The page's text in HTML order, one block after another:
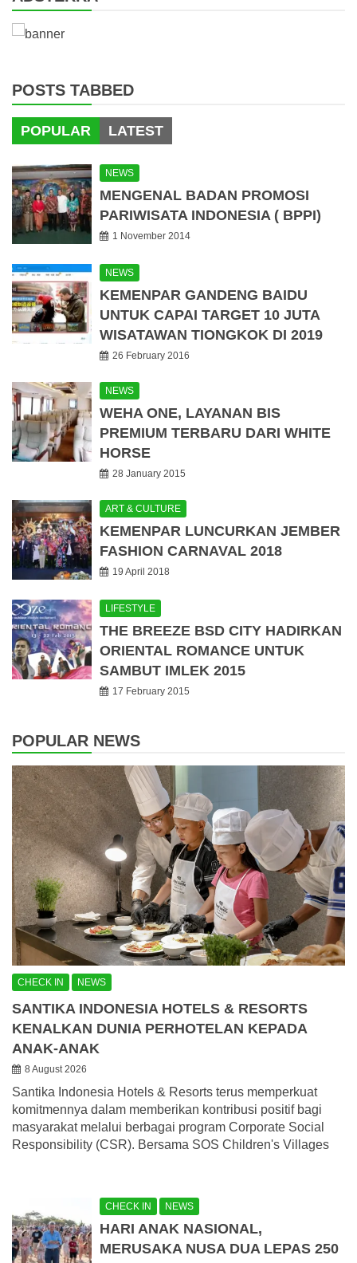
POSTS TABBED
POPULAR LATEST
NEWS
MENGENAL BADAN PROMOSI
PARIWISATA INDONESIA ( BPPI)
1 November 2014
NEWS
KEMENPAR GANDENG BAIDU
UNTUK CAPAI TARGET 10 JUTA
WISATAWAN TIONGKOK DI 2019
26 February 2016
NEWS
WEHA ONE, LAYANAN BIS
PREMIUM TERBARU DARI WHITE
HORSE
28 January 2015
ART & CULTURE
KEMENPAR LUNCURKAN JEMBER
FASHION CARNAVAL 2018
19 April 2018
LIFESTYLE
THE BREEZE BSD CITY HADIRKAN
ORIENTAL ROMANCE UNTUK
SAMBUT IMLEK 2015
17 February 2015
POPULAR NEWS
CHECK IN NEWS
SANTIKA INDONESIA HOTELS & RESORTS
KENALKAN DUNIA PERHOTELAN KEPADA
ANAK-ANAK
8 August 2026
Santika Indonesia Hotels & Resorts terus memperkuat
komitmennya dalam memberikan kontribusi positif bagi
masyarakat melalui berbagai program Corporate Social
Responsibility (CSR). Bersama SOS Children's Villages
CHECK IN NEWS
HARI ANAK NASIONAL,
MERUSAKA NUSA DUA LEPAS 250